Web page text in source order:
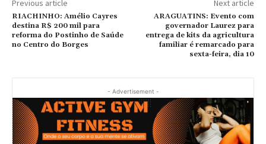
Previous article
RIACHINHO: Amélio Cayres
destina R$ 200 mil para
reforma do Postinho de Saúde
no Centro do Borges
Next article
ARAGUATINS: Evento com
governador Laurez para
entrega de kits da agricultura
familiar é remarcado para
sexta-feira, dia 10
- Advertisement -